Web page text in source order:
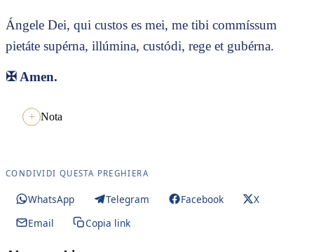
Ángele Dei, qui custos es mei, me tibi commíssum
pietáte supérna, illúmina, custódi, rege et gubérna.
✠ Amen.
Nota
CONDIVIDI QUESTA PREGHIERA
WhatsApp Telegram Facebook
X
Email
Copia link